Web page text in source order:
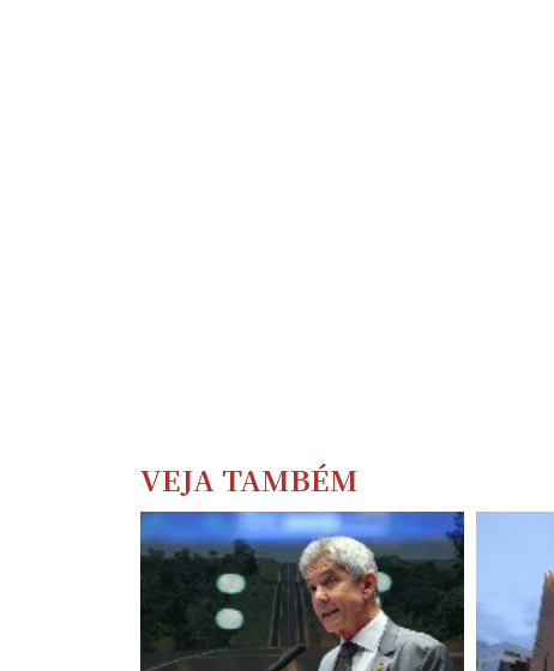
VEJA TAMBÉM